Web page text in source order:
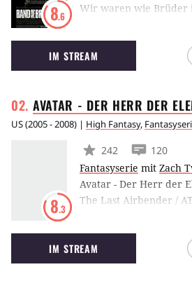
8.6
Wir waren wie Brüder
gleichnamige Buch des
Ambrose angelehnt.
Ereignisse des Zweiten
506. US-
Luftlandedivision der
IM STREAM
AVATAR - DER HERR DER
US(2005 - 2008) | High Fantasy,
8.3
242
120
Fantasyserie mit Zach
Avatar - Der Herr der
The Last Airbender /
Animationsserie, die
ausgestrahlt wurde.
legendäre Avatar Aang
IM STREAM